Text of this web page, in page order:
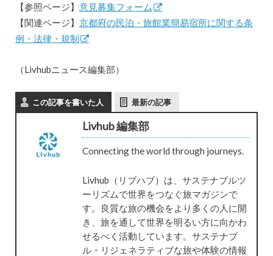
【参照ページ】 意見募集フォーム
【関連ページ】 京都府の民泊・旅館業簡易宿所に関する条
例・法律・規制
（Livhubニュース編集部）
この記事を書いた人 最新の記事
Livhub 編集部
Connecting the world through journeys.
Livhub（リブハブ）は、サステナブルツ
ーリズムで世界をつなぐ旅マガジンで
す。良質な旅の機会をより多くの人に開
き、旅を通して世界を明るい方に向かわ
せるべく活動しています。サステナブ
ル・リジェネラティブな旅や体験の情報